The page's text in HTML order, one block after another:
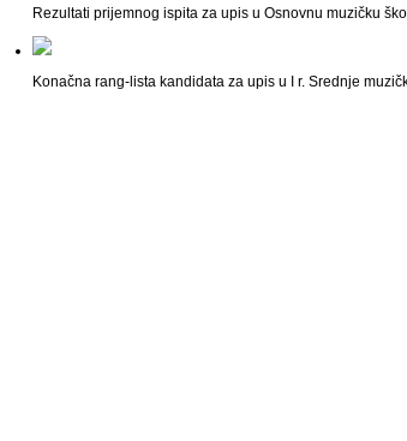
Rezultati prijemnog ispita za upis u Osnovnu muzičku
Konačna rang-lista kandidata za upis u I r. Srednje